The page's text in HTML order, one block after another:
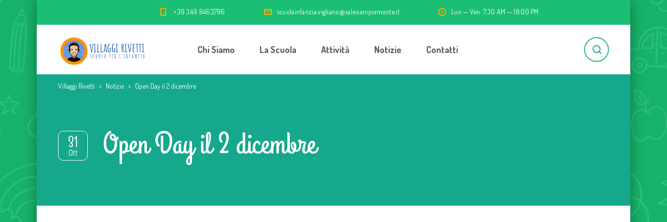
+39 349 8463786 scuolainfanzia.vigliano@salesianipiemonte.it Lun — Ven: 7.30 AM — 18.00 PM
Chi Siamo La Scuola Attività Notizie Contatti
Villaggi Rivetti > Notizie > Open Day il 2 dicembre
31
Ott Open Day il 2 dicembre